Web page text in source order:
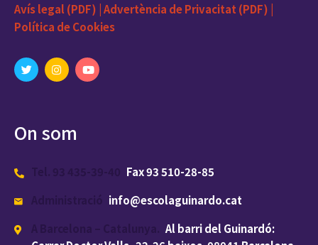
Avís legal (PDF) | Advertència de Privacitat (PDF) |
Política de Cookies
On som
Fax 93 510-28-85
info@escolaguinardo.cat
Al barri del Guinardó: